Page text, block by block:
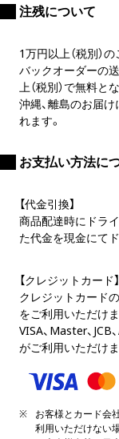
注残について
1万円以上（税別）
バックオーダーの
上（税別）で無料と
沖縄、離島のお届け
れます。
お支払い方法に
【代金引換】
商品配達時にドラ
た代金を現金にて
【クレジットカード】
クレジットカード
をご利用いただけま
VISA、Master、JCB
がご利用いただけま
お客様とカード会
利用いただけない